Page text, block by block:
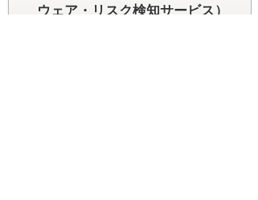
ウェア・リスク検知サービス）